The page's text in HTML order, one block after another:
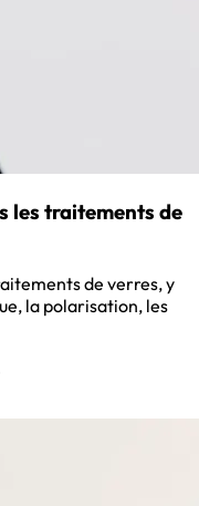
les traitements de
de verres, y
la polarisation, les